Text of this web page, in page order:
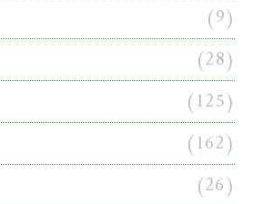
(9)
(28)
(125)
(162)
(26)